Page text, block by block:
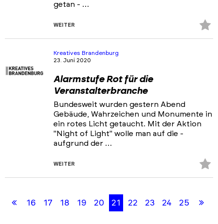
getan - …
WEITER
Kreatives Brandenburg
23. Juni 2020
Alarmstufe Rot für die
Veranstalterbranche
Bundesweit wurden gestern Abend
Gebäude, Wahrzeichen und Monumente in
ein rotes Licht getaucht. Mit der Aktion
"Night of Light" wolle man auf die -
aufgrund der …
WEITER
to
to
Erste
16 17 18 19 20 21 22 23 24 25